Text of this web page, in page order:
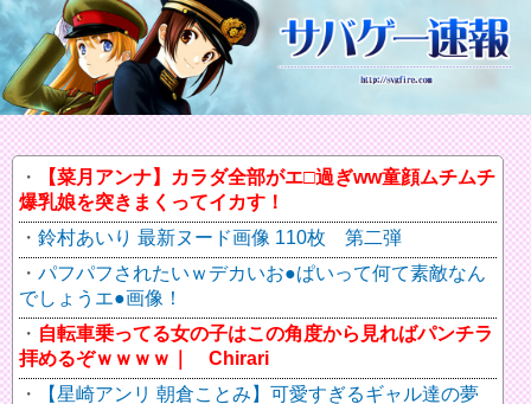
【菜月アンナ】カラダ全部がエ□過ぎww童顔ムチムチ
爆乳娘を突きまくってイカす！
鈴村あいり 最新ヌード画像 110枚 第二弾
パフパフされたいｗデカいお●ぱいって何て素敵なん
でしょうエ●画像！
自転車乗ってる女の子はこの角度から見ればパンチラ
拝めるぞｗｗｗｗ｜ Chirari
【星崎アンリ 朝倉ことみ】可愛すぎるギャル達の夢